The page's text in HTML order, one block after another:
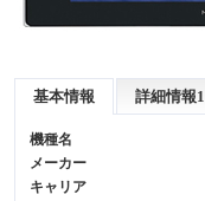
基本情報 詳細情報1
機種名
メーカー
キャリア